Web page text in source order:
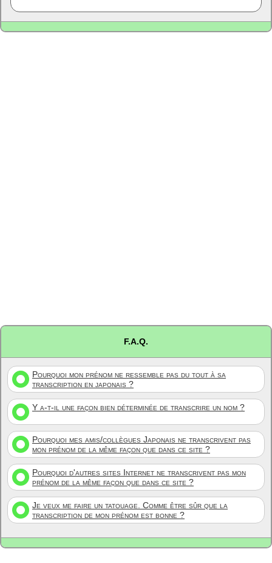
F.A.Q.
Pourquoi mon prénom ne ressemble pas du tout à sa
transcription en japonais ?
Y a-t-il une façon bien déterminée de transcrire un nom ?
Pourquoi mes amis/collègues Japonais ne transcrivent pas
mon prénom de la même façon que dans ce site ?
Pourquoi d'autres sites Internet ne transcrivent pas mon
prénom de la même façon que dans ce site ?
Je veux me faire un tatouage. Comme être sûr que la
transcription de mon prénom est bonne ?